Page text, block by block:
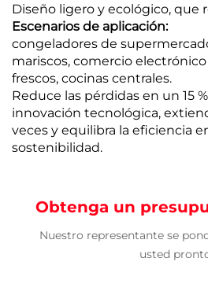
Diseño ligero y ecológico, que
Escenarios de aplicación:
congeladores de
mariscos, comercio
frescos, cocinas centrales.
Reduce las pérdidas en un 15
innovación tecnológica,
veces y equilibra la eficiencia
sostenibilidad.
Obtenga un
Nuestro representante se
usted